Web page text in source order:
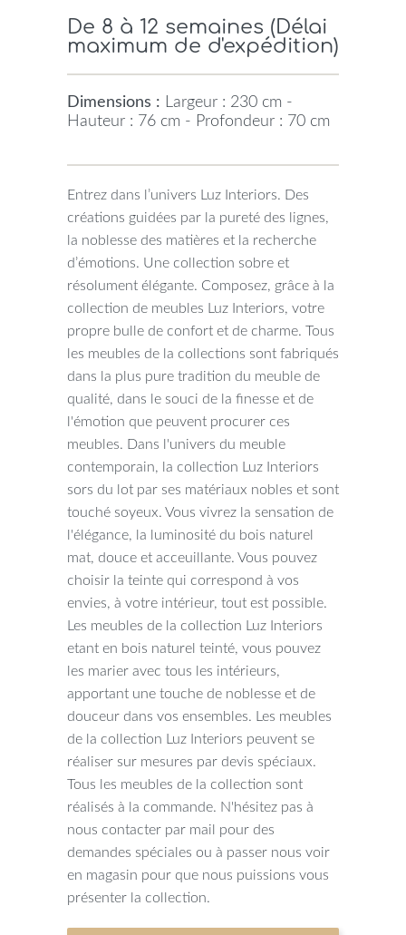
De 8 à 12 semaines (Délai
maximum de d'expédition)
Dimensions : Largeur : 230 cm -
Hauteur : 76 cm - Profondeur : 70 cm
Entrez dans l’univers Luz Interiors. Des
créations guidées par la pureté des lignes,
la noblesse des matières et la recherche
d’émotions. Une collection sobre et
résolument élégante. Composez, grâce à la
collection de meubles Luz Interiors, votre
propre bulle de confort et de charme. Tous
les meubles de la collections sont fabriqués
dans la plus pure tradition du meuble de
qualité, dans le souci de la finesse et de
l'émotion que peuvent procurer ces
meubles. Dans l'univers du meuble
contemporain, la collection Luz Interiors
sors du lot par ses matériaux nobles et sont
touché soyeux. Vous vivrez la sensation de
l'élégance, la luminosité du bois naturel
mat, douce et acceuillante. Vous pouvez
choisir la teinte qui correspond à vos
envies, à votre intérieur, tout est possible.
Les meubles de la collection Luz Interiors
etant en bois naturel teinté, vous pouvez
les marier avec tous les intérieurs,
apportant une touche de noblesse et de
douceur dans vos ensembles. Les meubles
de la collection Luz Interiors peuvent se
réaliser sur mesures par devis spéciaux.
Tous les meubles de la collection sont
réalisés à la commande. N'hésitez pas à
nous contacter par mail pour des
demandes spéciales ou à passer nous voir
en magasin pour que nous puissions vous
présenter la collection.